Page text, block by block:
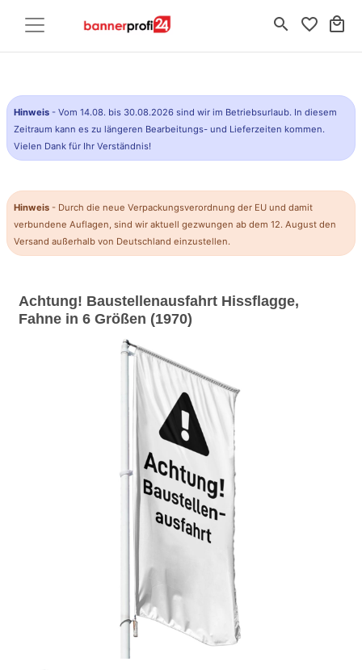
search favorite_border local_mall
Hinweis - Vom 14.08. bis 30.08.2026 sind wir im Betriebsurlaub. In diesem
Zeitraum kann es zu längeren Bearbeitungs- und Lieferzeiten kommen.
Vielen Dank für Ihr Verständnis!
Hinweis - Durch die neue Verpackungsverordnung der EU und damit
verbundene Auflagen, sind wir aktuell gezwungen ab dem 12. August den
Versand außerhalb von Deutschland einzustellen.
Achtung! Baustellenausfahrt Hissflagge,
Fahne in 6 Größen (1970)